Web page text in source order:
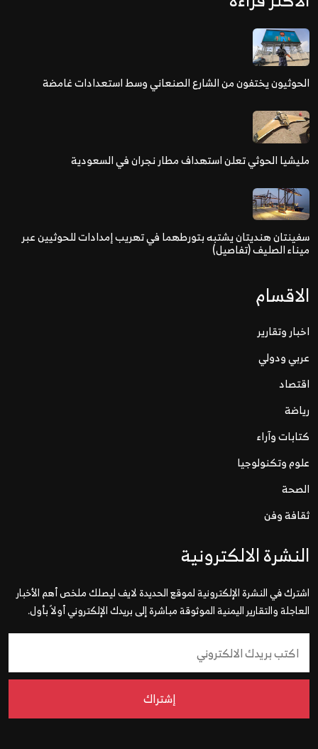
الحوثيون يختفون من الشارع الصنعاني وسط استعدادات غامضة
مليشيا الحوثي تعلن استهداف مطار نجران في السعودية
سفينتان هنديتان يشتبه بتورطهما في تهريب إمدادات للحوثيين عبر
ميناء الصليف (تفاصيل)
الاقسام
اخبار وتقارير
عربي ودولي
اقتصاد
رياضة
كتابات وآراء
علوم وتكنولوجيا
الصحة
ثقافة وفن
النشرة الالكترونية
اشترك في النشرة الإلكترونية لموقع الحديدة لايف ليصلك ملخص أهم الأخبار
العاجلة والتقارير اليمنية الموثوقة مباشرة إلى بريدك الإلكتروني أولاً بأول.
إشتراك